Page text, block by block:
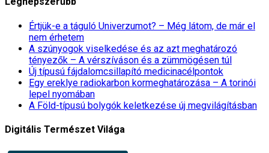
Értjük-e a táguló Univerzumot? – Még látom, de már el
nem érhetem
A szúnyogok viselkedése és az azt meghatározó
tényezők – A vérszíváson és a zümmögésen túl
Új típusú fájdalomcsillapító medicinacélpontok
Egy ereklye radiokarbon kormeghatározása – A torinói
lepel nyomában
A Föld-típusú bolygók keletkezése új megvilágításban
Digitális Természet Világa